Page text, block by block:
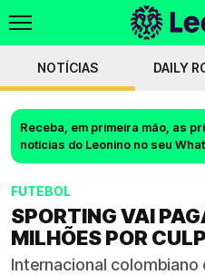
NOTÍCIAS DAILY
Receba, em primeira mão, as
notícias do Leonino no seu
FUTEBOL
SPORTING VAI
MILHÕES POR
Internacional colombiano